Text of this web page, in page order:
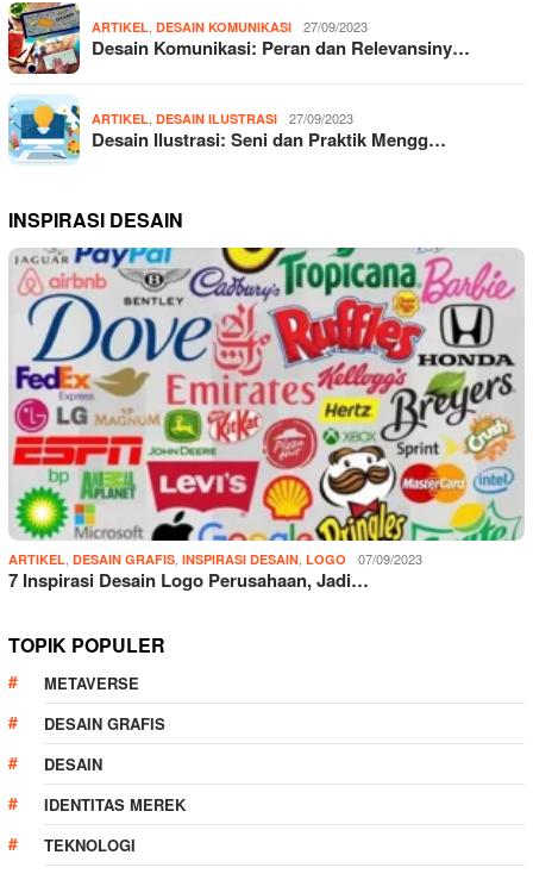
ARTIKEL DESAIN KOMUNIKASI 27/09/2023
Desain Komunikasi: Peran dan Relevansiny…
ARTIKEL DESAIN ILUSTRASI 27/09/2023
Desain Ilustrasi: Seni dan Praktik Mengg…
INSPIRASI DESAIN
ARTIKEL DESAIN GRAFIS INSPIRASI DESAIN LOGO 07/09/2023
7 Inspirasi Desain Logo Perusahaan, Jadi…
TOPIK POPULER
METAVERSE
DESAIN GRAFIS
DESAIN
IDENTITAS MEREK
TEKNOLOGI